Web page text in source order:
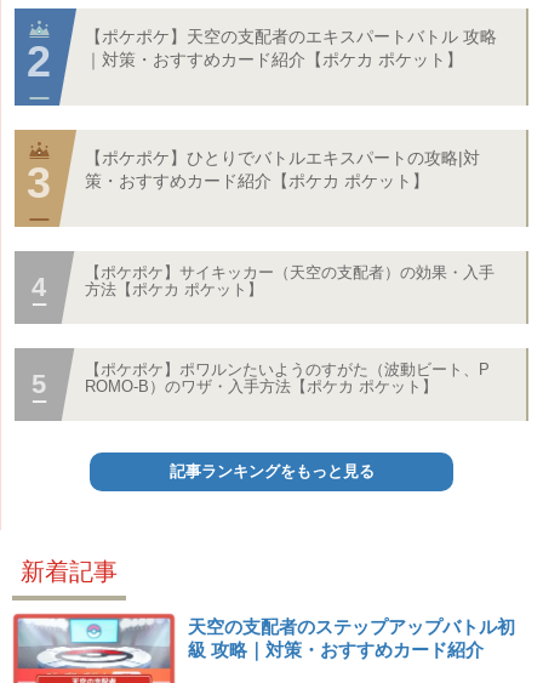
【ポケポケ】天空の支配者のエキスパートバトル 攻略
｜対策・おすすめカード紹介【ポケカ ポケット】
【ポケポケ】ひとりでバトルエキスパートの攻略|対
策・おすすめカード紹介【ポケカ ポケット】
【ポケポケ】サイキッカー（天空の支配者）の効果・入手
方法【ポケカ ポケット】
【ポケポケ】ポワルンたいようのすがた（波動ビート、P
ROMO-B）のワザ・入手方法【ポケカ ポケット】
記事ランキングをもっと見る
新着記事
天空の支配者のステップアップバトル初
級 攻略｜対策・おすすめカード紹介